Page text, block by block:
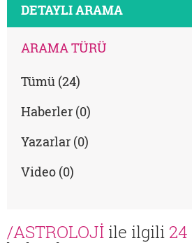
DETAYLI ARAMA
ARAMA TÜRÜ
Tümü (24)
Haberler (0)
Yazarlar (0)
Video (0)
/ASTROLOJİ ile ilgili 24